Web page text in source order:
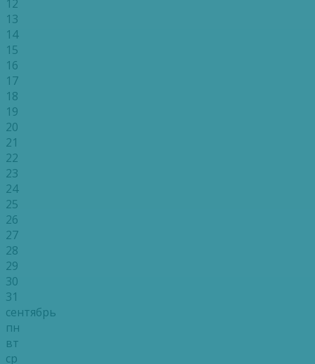
12
13
14
15
16
17
18
19
20
21
22
23
24
25
26
27
28
29
30
31
сентябрь
пн
вт
ср